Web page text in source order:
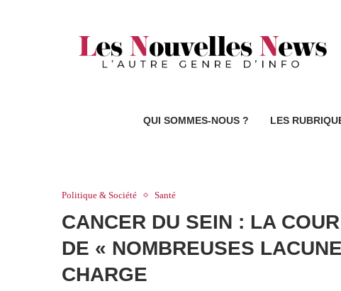
QUI SOMMES-NOUS ? LES
Politique & Société Santé
CANCER DU SEIN : LA
DE « NOMBREUSES
CHARGE